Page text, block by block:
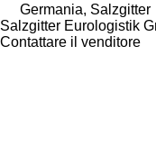
Germania, Salzgitter
Salzgitter Eurologistik
Contattare il venditore